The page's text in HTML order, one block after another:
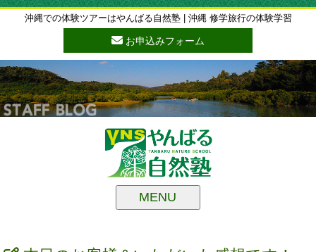
沖縄での体験ツアーはやんばる自然塾 | 沖縄 修学旅行の体験学習
お申込みフォーム
MENU